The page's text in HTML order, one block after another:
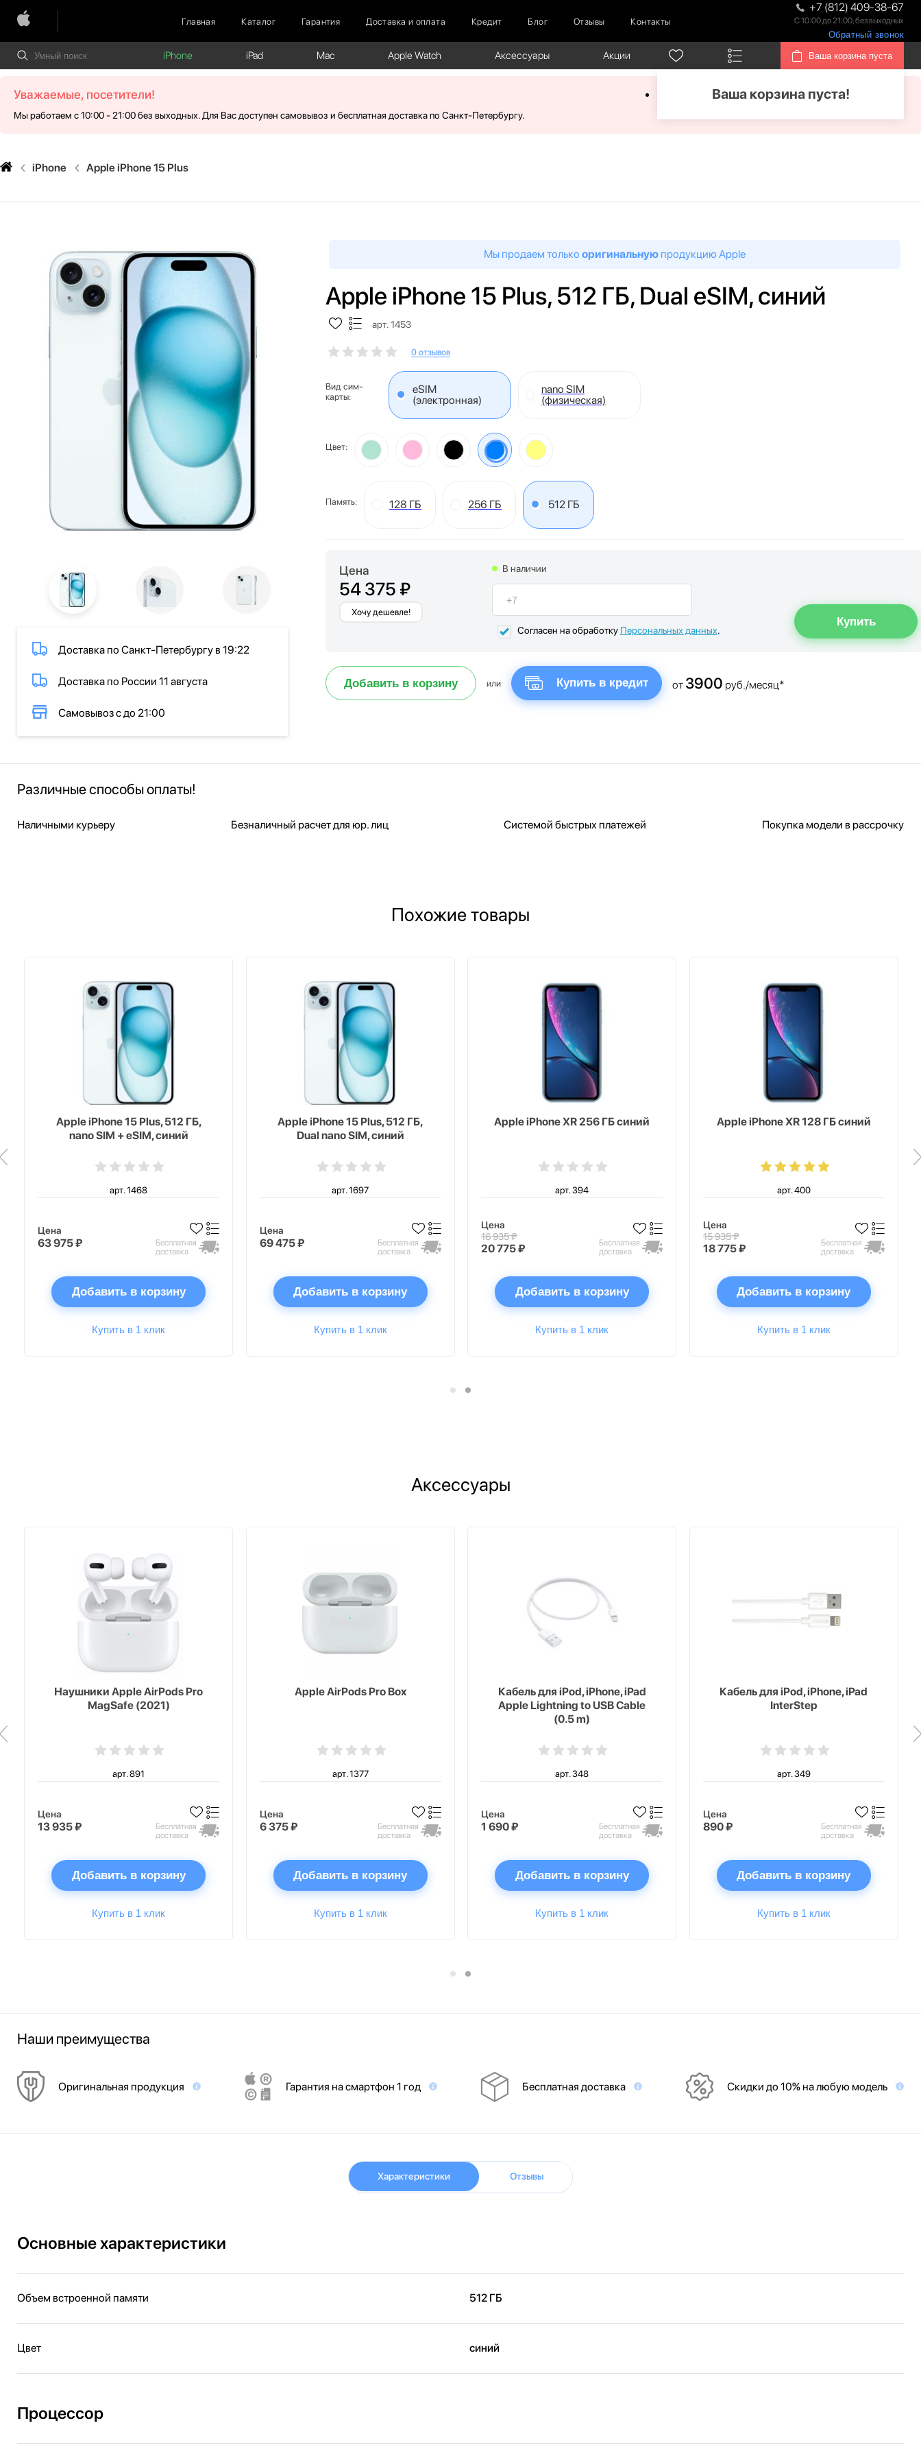
Главная Каталог Гарантия Доставка и оплата Кредит Блог Отзывы Контакты
+7 (812) 409-38-67
С 10:00 до 21:00, без выходных
Обратный звонок
iPhone iPad Mac Apple Watch Аксессуары Акции Ваша корзина пуста
Ваша корзина пуста!
Уважаемые, посетители!
Мы работаем с 10:00 - 21:00 без выходных. Для Вас доступен самовывоз и бесплатная доставка по Санкт-Петербургу.
iPhone Apple iPhone 15 Plus
Доставка по Санкт-Петербургу в 19:22
Доставка по России 11 августа
Самовывоз с до 21:00
Мы продаем только оригинальную продукцию Apple
Apple iPhone 15 Plus, 512 ГБ, Dual eSIM, синий
арт. 1453
0 отзывов
Вид сим-
карты:
eSIM
(электронная)
nano SIM
(физическая)
Цвет:
Память: 128 ГБ 256 ГБ 512 ГБ
Цена
54 375 ₽
Хочу дешевле!
В наличии
Согласен на обработку Персональных данных.
Добавить в корзину или Купить в кредит от 3900 руб./месяц*
Различные способы оплаты!
Наличными курьеру Безналичный расчет для юр. лиц Системой быстрых платежей Покупка модели в рассрочку
Похожие товары
Apple iPhone 15 Plus, 512 ГБ,
nano SIM + eSIM, синий
арт. 1468
Цена
63 975 ₽
Бесплатная
доставка
Добавить в корзину
Купить в 1 клик
Apple iPhone 15 Plus, 512 ГБ,
Dual nano SIM, синий
арт. 1697
Цена
69 475 ₽
Бесплатная
доставка
Добавить в корзину
Купить в 1 клик
Apple iPhone XR 256 ГБ синий
арт. 394
Цена
16 935 ₽
20 775 ₽
Бесплатная
доставка
Добавить в корзину
Купить в 1 клик
Apple iPhone XR 128 ГБ синий
арт. 400
Цена
15 935 ₽
18 775 ₽
Бесплатная
доставка
Добавить в корзину
Купить в 1 клик
Аксессуары
Наушники Apple AirPods Pro
MagSafe (2021)
арт. 891
Цена
13 935 ₽
Бесплатная
доставка
Добавить в корзину
Купить в 1 клик
Apple AirPods Pro Box
арт. 1377
Цена
6 375 ₽
Бесплатная
доставка
Добавить в корзину
Купить в 1 клик
Кабель для iPod, iPhone, iPad
Apple Lightning to USB Cable
(0.5 m)
арт. 348
Цена
1 690 ₽
Бесплатная
доставка
Добавить в корзину
Купить в 1 клик
Кабель для iPod, iPhone, iPad
InterStep
арт. 349
Цена
890 ₽
Бесплатная
доставка
Добавить в корзину
Купить в 1 клик
Наши преимущества
Оригинальная продукция Гарантия на смартфон 1 год Бесплатная доставка Скидки до 10% на любую модель
Характеристики Отзывы
Основные характеристики
Объем встроенной памяти 512 ГБ
Цвет синий
Процессор